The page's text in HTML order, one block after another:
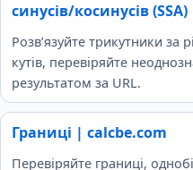
синусів/косинусів
Розв’язуйте трикутники за
кутів, перевіряйте
результатом за URL.
Границі | calcbe.com
Перевіряйте границі,